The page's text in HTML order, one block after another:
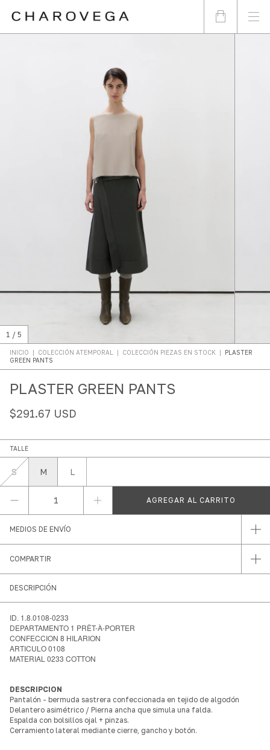
1 / 5
INICIO COLECCIÓN ATEMPORAL COLECCIÓN PIEZAS EN STOCK
PLASTER
GREEN PANTS
PLASTER GREEN PANTS
$291.67 USD
TALLE
S M L
MEDIOS DE ENVÍO
COMPARTIR
DESCRIPCIÓN
ID. 1.8.0108-0233
DEPARTAMENTO 1 PRÊT-À-PORTER
CONFECCION 8 HILARION
ARTICULO 0108
MATERIAL 0233 COTTON
DESCRIPCION
Pantalón - bermuda sastrera confeccionada en tejido de algodón
Delantero asimétrico / Pierna ancha que simula una falda.
Espalda con bolsillos ojal + pinzas.
Cerramiento lateral mediante cierre, gancho y botón.